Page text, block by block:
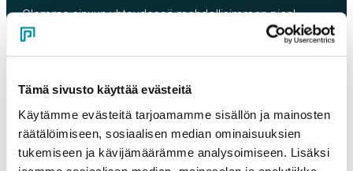
Tämä sivusto käyttää evästeitä
Käytämme evästeitä tarjoamamme sisällön ja mainosten
räätälöimiseen, sosiaalisen median ominaisuuksien
tukemiseen ja kävijämäärämme analysoimiseen. Lisäksi
Olemme sinuun yhteydessä mahdollisimman pian!
Yritys
Yhteyshenkilö*